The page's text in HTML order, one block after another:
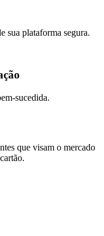
sua plataforma segura.
sucedida.
que visam o mercado